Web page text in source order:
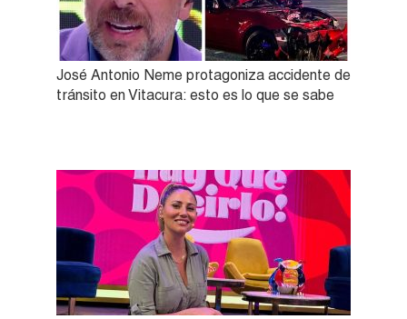
José Antonio Neme protagoniza accidente de
tránsito en Vitacura: esto es lo que se sabe